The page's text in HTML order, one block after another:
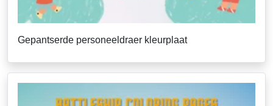
Gepantserde personeeldraer kleurplaat